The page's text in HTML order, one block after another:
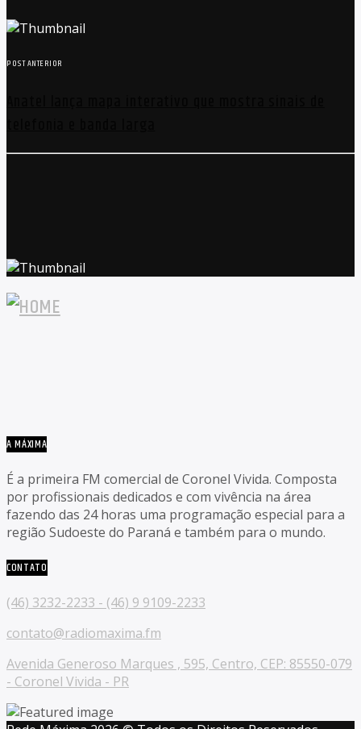
POST ANTERIOR
A MÁXIMA
É a primeira FM comercial de Coronel Vivida. Composta
por profissionais dedicados e com vivência na área
fazendo das 24 horas uma programação especial para a
região Sudoeste do Paraná e também para o mundo.
CONTATO
(46) 3232-2233 - (46) 9 9109-2233
contato@radiomaxima.fm
Avenida Generoso Marques , 595, Centro, CEP: 85550-079
- Coronel Vivida - PR